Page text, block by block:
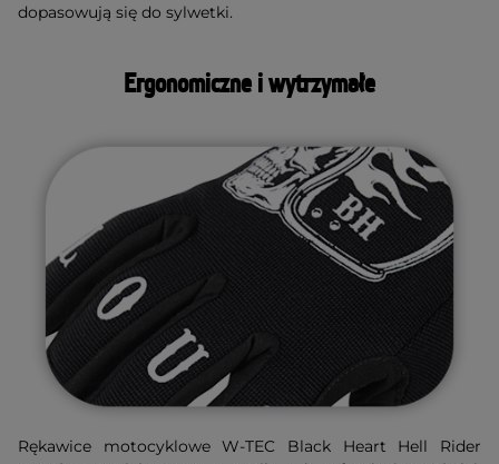
dopasowują się do sylwetki.
Ergonomiczne i wytrzymałe
Rękawice motocyklowe W-TEC Black Heart Hell Rider